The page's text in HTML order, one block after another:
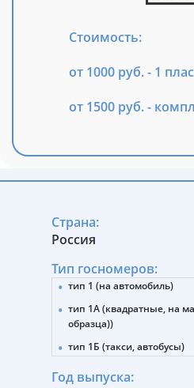
Стоимость:
от 1000 руб. - 1
от 1500 руб. -
Страна:
Россия
Тип госномеров:
тип 1 (на автомобиль)
тип 1А (квадратные, на
образца))
тип 1Б (такси, автобусы)
Год выпуска: